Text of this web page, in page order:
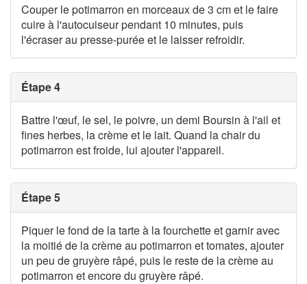
Couper le potimarron en morceaux de 3 cm et le faire
cuire à l'autocuiseur pendant 10 minutes, puis
l'écraser au presse-purée et le laisser refroidir.
Étape 4
Battre l'œuf, le sel, le poivre, un demi Boursin à l'ail et
fines herbes, la crème et le lait. Quand la chair du
potimarron est froide, lui ajouter l'appareil.
Étape 5
Piquer le fond de la tarte à la fourchette et garnir avec
la moitié de la crème au potimarron et tomates, ajouter
un peu de gruyère râpé, puis le reste de la crème au
potimarron et encore du gruyère râpé.